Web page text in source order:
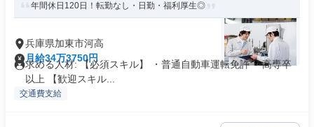
年間休日120日！転勤なし・日勤・福利厚生◎
兵庫県加東市河高
月給34万3750円
求める人材: 【必須スキル】 ・普通自動車運転免許 ・高専卒
以上 【歓迎スキル...
交通費支給